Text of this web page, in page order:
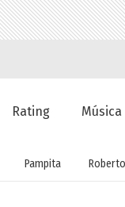
Rating Música
Pampita